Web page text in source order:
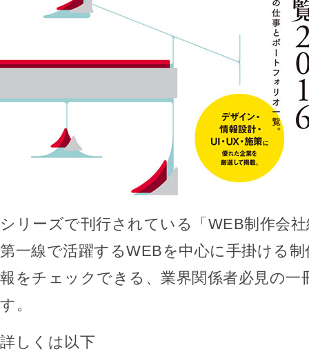
シリーズで刊行されている「WEB制作会
第一線で活躍するWEBを中心に手掛ける
報をチェックできる、業界関係者必見の一
す。
詳しくは以下